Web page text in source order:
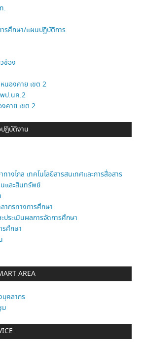
.
ศึกษา/แผนปฏิบัติการ
ข้อง
นองคาย เขต 2
ป.นค.2
คาย เขต 2
ฎิบัติงาน
างไกล เทคโนโลยีสารสนเทศและการสื่อสาร
นและสินทรัพย์
กรทางการศึกษา
ระเมินผลการจัดการศึกษา
รศึกษา
AREA
บุคลากร
ม